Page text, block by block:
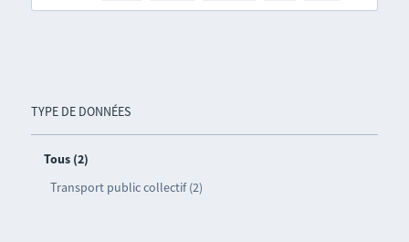
TYPE DE DONNÉES
Tous (2)
Transport public collectif (2)